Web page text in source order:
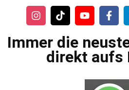
Immer die
direkt aufs